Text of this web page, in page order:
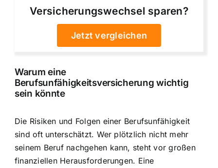
Versicherungswechsel sparen?
Jetzt vergleichen
Warum eine
Berufsunfähigkeitsversicherung wichtig
sein könnte
Die Risiken und Folgen einer Berufsunfähigkeit
sind oft unterschätzt. Wer plötzlich nicht mehr
seinem Beruf nachgehen kann, steht vor großen
finanziellen Herausforderungen. Eine